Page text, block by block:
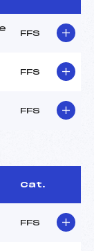
FFS
FFS
FFS
Cat.
FFS